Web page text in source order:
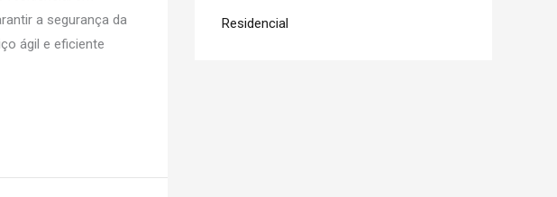
a segurança da
ágil e eficiente
Residencial